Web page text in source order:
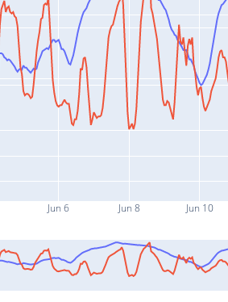
Jun 6 Jun 8 Jun 10